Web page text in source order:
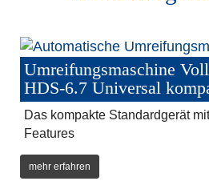
Umreifungsmaschine
HDS-6.7 Universal
Das kompakte Standardgerät
Features
mehr erfahren